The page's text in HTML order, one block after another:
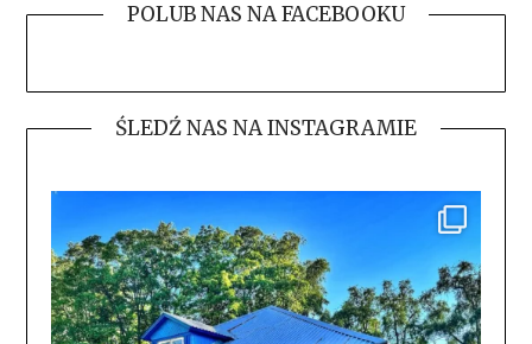
POLUB NAS NA FACEBOOKU
ŚLEDŹ NAS NA INSTAGRAMIE